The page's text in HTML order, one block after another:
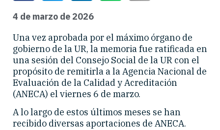
4 de marzo de 2026
Una vez aprobada por el máximo órgano de
gobierno de la UR, la memoria fue ratificada en
una sesión del Consejo Social de la UR con el
propósito de remitirla a la Agencia Nacional de
Evaluación de la Calidad y Acreditación
(ANECA) el viernes 6 de marzo.
A lo largo de estos últimos meses se han
recibido diversas aportaciones de ANECA.